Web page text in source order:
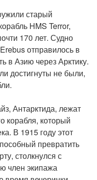
старый
HMS Terror,
170 лет. Судно
отправилось в
в Азию через Арктику.
достигнуты не были,
Антарктида, лежат
корабля, который
В 1915 году этот
превратить
столкнулся с
член экипажа